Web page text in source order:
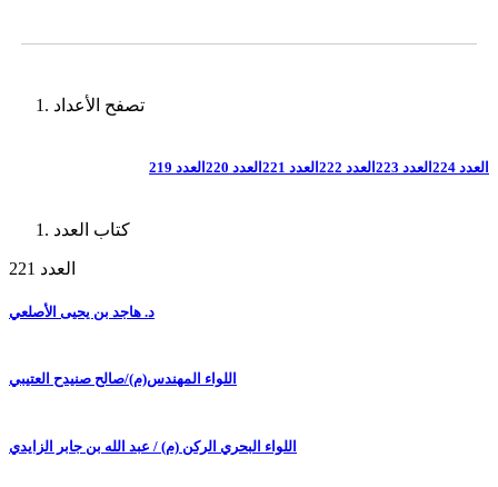
تصفح الأعداد
العدد 224 العدد 223 العدد 222 العدد 221 العدد 220 العدد 219
كتاب العدد
العدد 221
د. هاجد بن يحيى الأصلعي
اللواء المهندس(م)/صالح صنيدح العتيبي
اللواء البحري الركن (م) / عبد الله بن جابر الزايدي